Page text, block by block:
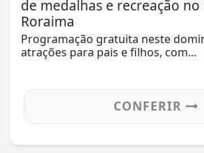
de medalhas e recreação no
Roraima
Programação gratuita neste
atrações para pais e filhos, com...
CONFERIR